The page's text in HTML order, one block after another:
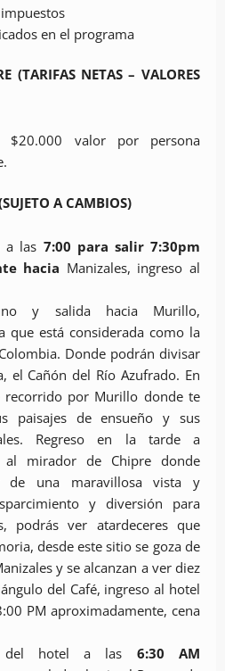
en el programa
(TARIFAS NETAS – VALORES
$20.000 valor por persona
A CAMBIOS)
a las 7:00 para salir 7:30pm
hacia Manizales, ingreso al
y salida hacia Murillo,
que está considerada como la
Donde podrán divisar
el Cañón del Río Azufrado. En
recorrido por Murillo donde te
paisajes de ensueño y sus
Regreso en la tarde a
al mirador de Chipre donde
de una maravillosa vista y
y diversión para
podrás ver atardeceres que
desde este sitio se goza de
y se alcanzan a ver diez
del Café, ingreso al hotel
PM aproximadamente, cena
del hotel a las 6:30 AM